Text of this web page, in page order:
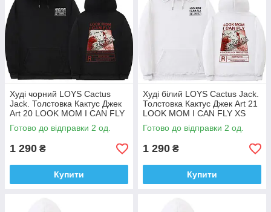
Худі чорний LOYS Cactus
Jack. Толстовка Кактус Джек
Art 20 LOOK MOM I CAN FLY
XS
Готово до відправки 2 од.
1 290 ₴
Купити
Худі білий LOYS Cactus Jack.
Толстовка Кактус Джек Art 21
LOOK MOM I CAN FLY XS
Готово до відправки 2 од.
1 290 ₴
Купити